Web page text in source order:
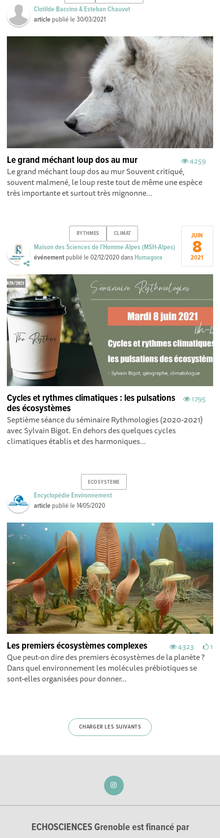
Clotilde Baccino & Esteban Chauvot
article publié le30/03/2021
4259
Le grand méchant loup dos au mur
Le grand méchant loup dos au mur Souvent critiqué,
souvent malmené, le loup reste tout de même une espèce
très importante et surtout très mignonne...
RYTHMES CLIMAT
Maison des Sciences de l'Homme Alpes (MSH-Alpes)
événement publié le02/12/2020dans Humagora
JUIN
8
2021
1795
Cycles et rythmes climatiques : les pulsations
des écosystèmes
Septième séance du séminaire Rythmologies (2020-2021)
avec Sylvain Bigot. En dehors des quelques cycles
climatiques établis et des harmoniques...
ECOSYSTEME
Encyclopédie Environnement
article publié le14/05/2020
4323 1
Les premiers écosystèmes complexes
Que peut-on dire des premiers écosystèmes de la planète ?
Dans quel environnement les molécules prébiotiques se
sont-elles organisées pour donner...
CHARGER LES SUIVANTS
ECHOSCIENCES Grenoble est financé par